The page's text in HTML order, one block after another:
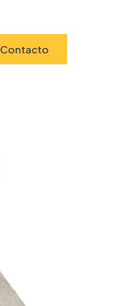
Contacto